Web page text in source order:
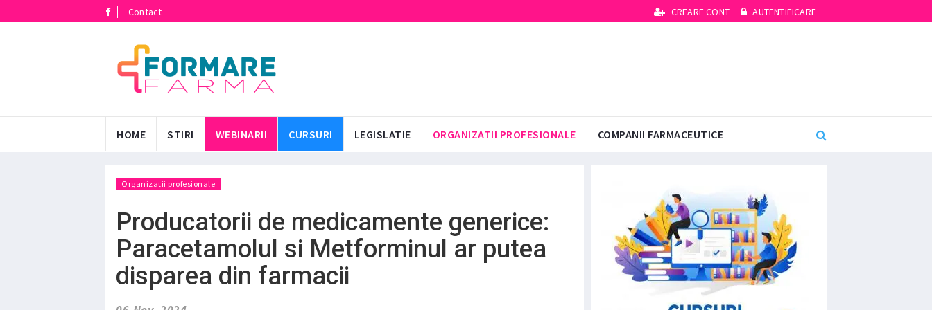
Contact CREARE CONT AUTENTIFICARE
HOME STIRI WEBINARII CURSURI LEGISLATIE ORGANIZATII PROFESIONALE COMPANII FARMACEUTICE
Organizatii profesionale
Producatorii de medicamente generice:
Paracetamolul si Metforminul ar putea
disparea din farmacii